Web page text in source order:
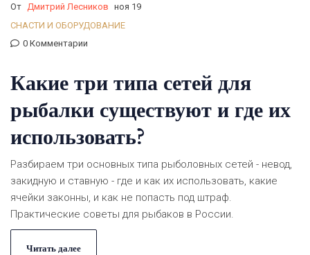
От Дмитрий Лесников ноя 19
СНАСТИ И ОБОРУДОВАНИЕ
0 Комментарии
Какие три типа сетей для
рыбалки существуют и где их
использовать?
Разбираем три основных типа рыболовных сетей - невод,
закидную и ставную - где и как их использовать, какие
ячейки законны, и как не попасть под штраф.
Практические советы для рыбаков в России.
Читать далее